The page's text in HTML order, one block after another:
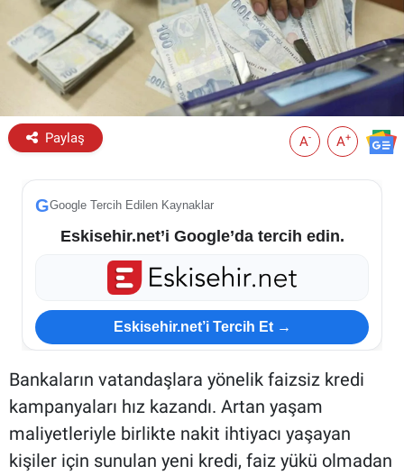
Paylaş A- A+
GGoogle Tercih Edilen Kaynaklar
Eskisehir.net’i Google’da tercih edin.
Eskisehir.net’i Tercih Et →
Bankaların vatandaşlara yönelik faizsiz kredi
kampanyaları hız kazandı. Artan yaşam
maliyetleriyle birlikte nakit ihtiyacı yaşayan
kişiler için sunulan yeni kredi, faiz yükü olmadan